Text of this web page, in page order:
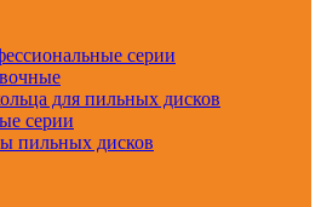
серии
для пильных дисков
серии
пильных дисков